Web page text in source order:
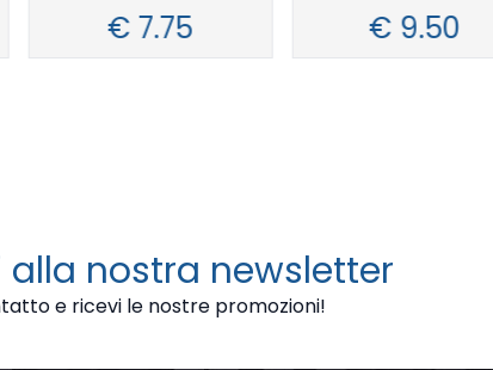
€ 7.75 € 9.50
alla nostra newsletter
e ricevi le nostre promozioni!